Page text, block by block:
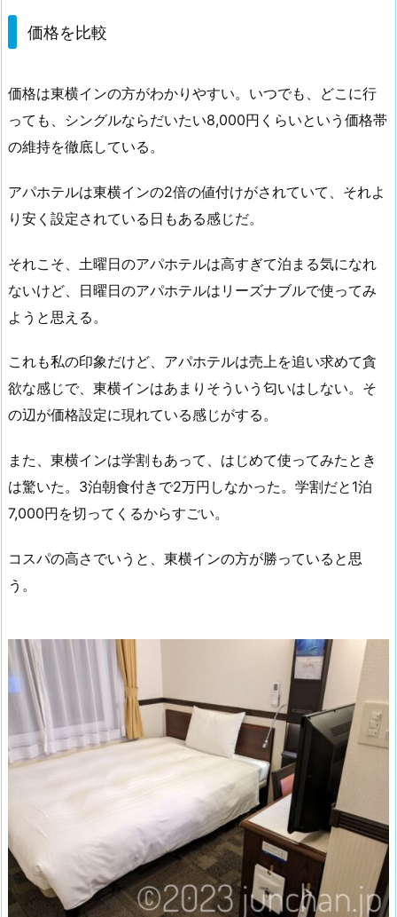
価格を比較
価格は東横インの方がわかりやすい。いつでも、どこに行
っても、シングルならだいたい8,000円くらいという価格帯
の維持を徹底している。
アパホテルは東横インの2倍の値付けがされていて、それよ
り安く設定されている日もある感じだ。
それこそ、土曜日のアパホテルは高すぎて泊まる気になれ
ないけど、日曜日のアパホテルはリーズナブルで使ってみ
ようと思える。
これも私の印象だけど、アパホテルは売上を追い求めて貪
欲な感じで、東横インはあまりそういう匂いはしない。そ
の辺が価格設定に現れている感じがする。
また、東横インは学割もあって、はじめて使ってみたとき
は驚いた。3泊朝食付きで2万円しなかった。学割だと1泊
7,000円を切ってくるからすごい。
コスパの高さでいうと、東横インの方が勝っていると思
う。